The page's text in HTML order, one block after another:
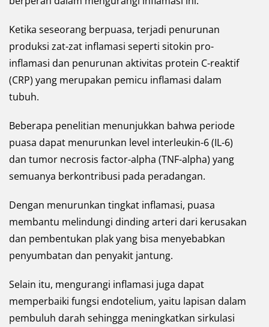
Ketika seseorang berpuasa, terjadi penurunan
produksi zat-zat inflamasi seperti sitokin pro-
inflamasi dan penurunan aktivitas protein C-reaktif
(CRP) yang merupakan pemicu inflamasi dalam
tubuh.
Beberapa penelitian menunjukkan bahwa periode
puasa dapat menurunkan level interleukin-6 (IL-6)
dan tumor necrosis factor-alpha (TNF-alpha) yang
semuanya berkontribusi pada peradangan.
Dengan menurunkan tingkat inflamasi, puasa
membantu melindungi dinding arteri dari kerusakan
dan pembentukan plak yang bisa menyebabkan
penyumbatan dan penyakit jantung.
Selain itu, mengurangi inflamasi juga dapat
memperbaiki fungsi endotelium, yaitu lapisan dalam
pembuluh darah sehingga meningkatkan sirkulasi